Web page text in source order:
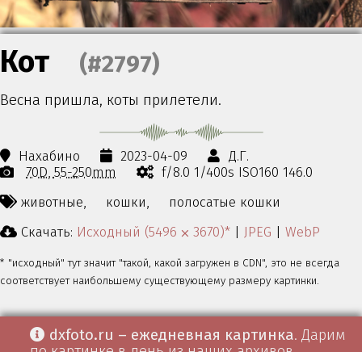
Кот (#2797)
Весна пришла, коты прилетели.
Нахабино 2023-04-09
Д.Г.
70D 55-250mm
f/8.0 1/400s ISO160 146.0
животные,
кошки,
полосатые кошки
Скачать: Исходный (5496 ⨉ 3670)* | JPEG | WebP
* "исходный" тут значит "такой, какой загружен в CDN", это не всегда
соответствует наибольшему существующему размеру картинки.
dxfoto.ru – ежедневная картинка. Дарим